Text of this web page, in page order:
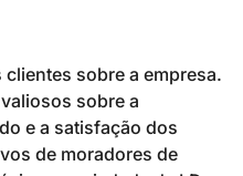
sobre a empresa.
sobre a
e a satisfação dos
de moradores de